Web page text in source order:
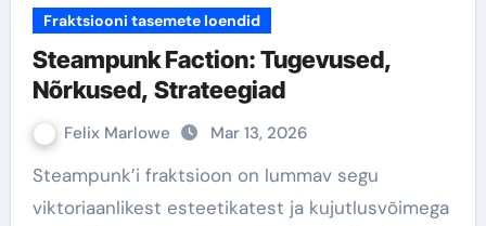
Fraktsiooni tasemete loendid
Steampunk Faction: Tugevused,
Nõrkused, Strateegiad
Felix Marlowe Mar 13, 2026
Steampunk’i fraktsioon on lummav segu
viktoriaanlikest esteetikatest ja kujutlusvõimega